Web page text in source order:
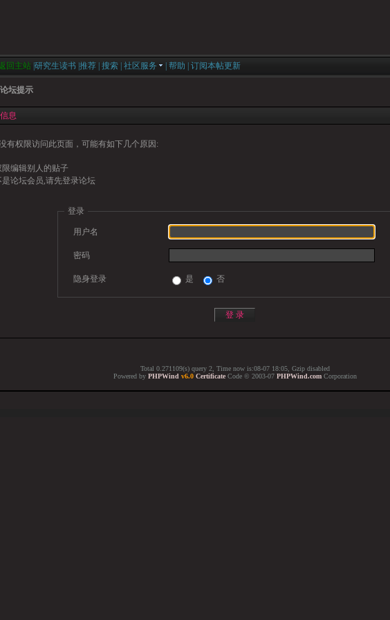
回主站 研究生读书 推荐 搜索 社区服务 帮助 订阅本帖更新
坛提示
息
有权限访问此页面，可能有如下几个原因:
限编辑别人的贴子
是论坛会员,请先登录论坛
登录
用户名
密码
隐身登录 是 否
Total 0.271109(s) query 2, Time now is:08-07 18:05, Gzip disabled
Powered by PHPWind v6.0 Certificate Code © 2003-07 PHPWind.com Corporation